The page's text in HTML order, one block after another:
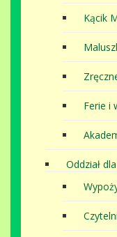
Kącik
Ferie i
Oddział